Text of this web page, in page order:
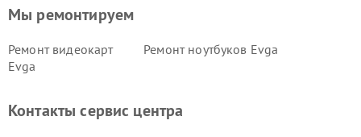
Мы ремонтируем
Ремонт видеокарт
Evga
Ремонт ноутбуков Evga
Контакты сервис центра